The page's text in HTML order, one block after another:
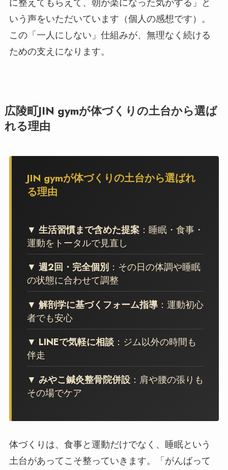
に整えてもらえて、朝が楽になった気がする」と
いう声をいただいています（個人の感想です）。
この「一人にしない」仕組みが、無理なく続ける
ための支えになります。
広陵町JIN gymが体づくりの土台から選ば
れる理由
JIN gymが体づくりの土台から選ばれ
る理由
▼ 生活習慣まで含めた提案：睡眠・食事・
運動をトータルで見直し
▼ 週2回・完全個別：その日の体調や睡眠
の状態に合わせて調整
▼ 解剖学に基づくフォーム指導：運動初心
者でも安心
▼ LINEで気軽に相談：ジム以外の時間も
伴走
▼ みやこ鍼灸整骨院併設：肩や腰の張りも
その場でケア
体づくりは、食事と運動だけでなく、睡眠という
土台があってこそ整っていきます。「がんばって